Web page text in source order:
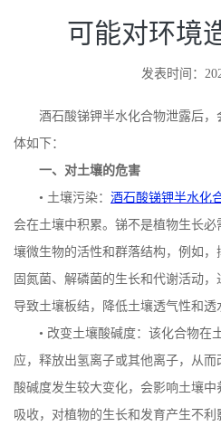
可能对环境
发表时间：
酒石酸锑钾半水化合物泄露后
体如下：
一、对土壤的危害
• 土壤污染： 酒石酸锑钾半水化
会在土壤中积累。锑不是植物生长
壤微生物的活性和群落结构，例如
固氮菌、解磷菌的生长和代谢活动，
导致土壤板结，降低土壤透气性和透
• 改变土壤酸碱度：该化合物在
应，释放出氢离子或其他离子，从
酸碱度发生较大变化，会影响土壤
吸收，对植物的生长和发育产生不利